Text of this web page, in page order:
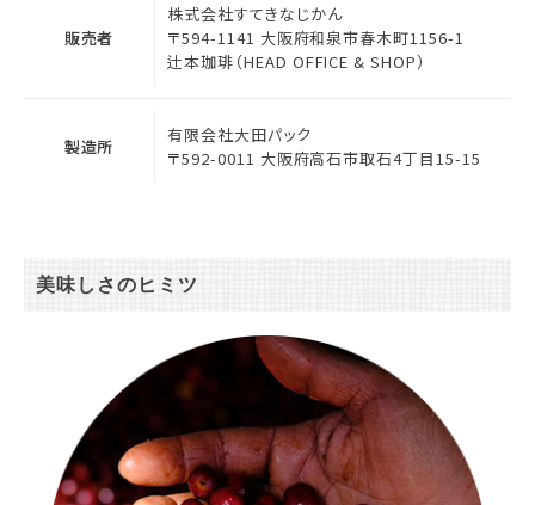
販売者
株式会社すてきなじかん
〒594-1141 大阪府和泉市春木町1156-1
辻本珈琲（HEAD OFFICE & SHOP）
製造所
有限会社大田パック
〒592-0011 大阪府高石市取石4丁目15-15
美味しさのヒミツ